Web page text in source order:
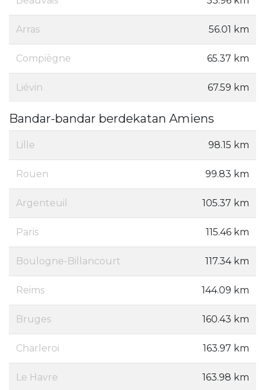
Arras 56.01 km
Compiègne 65.37 km
Liévin 67.59 km
Bandar-bandar berdekatan Amiens
Lille 98.15 km
Rouen 99.83 km
Argenteuil 105.37 km
Paris 115.46 km
Boulogne-Billancourt 117.34 km
Reims 144.09 km
Bruges 160.43 km
Charleroi 163.97 km
Le Havre 163.98 km